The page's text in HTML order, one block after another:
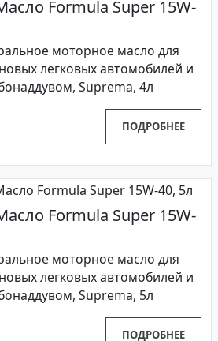
Formula Super 15W-
моторное масло для
легковых автомобилей и
Suprema, 4л
ПОДРОБНЕЕ
Formula Super 15W-
моторное масло для
легковых автомобилей и
Suprema, 5л
ПОДРОБНЕЕ